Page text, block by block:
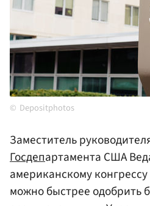
Depositphotos
Заместитель
Госдепартамента США
американскому
можно быстрее одобрить